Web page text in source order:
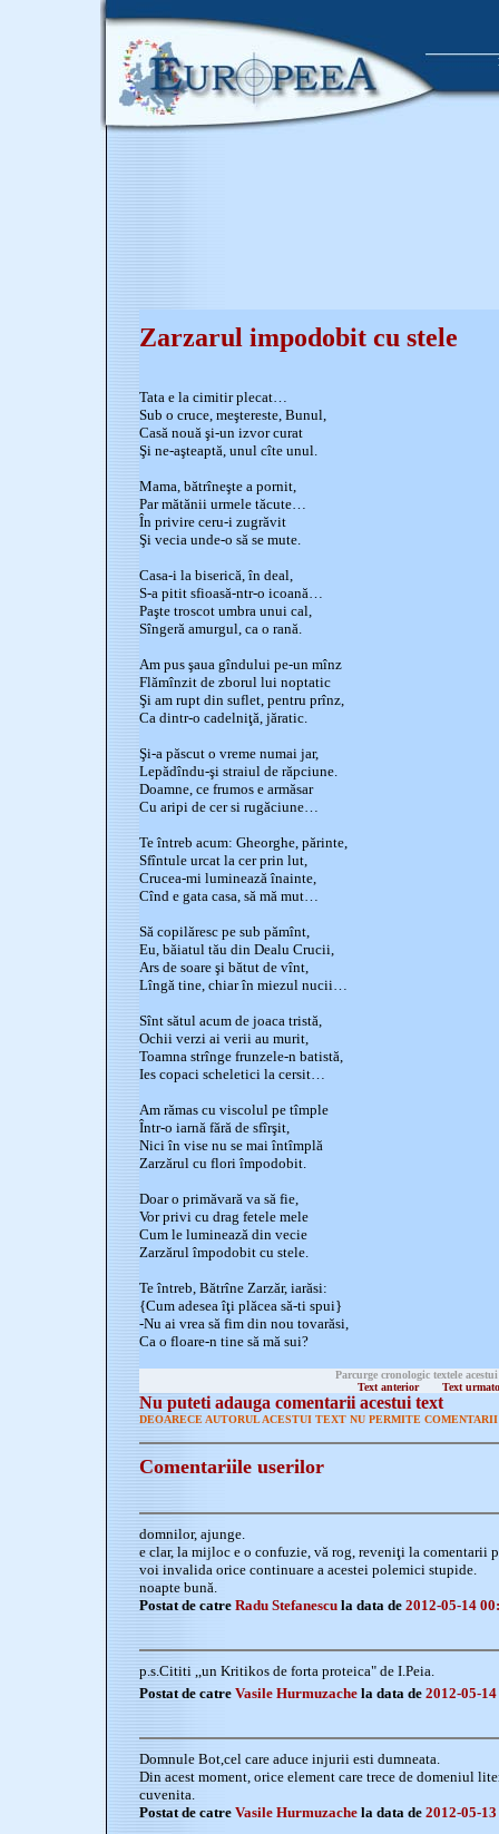
Zarzarul impodobit cu stele
Tata e la cimitir plecat…
Sub o cruce, meştereste, Bunul,
Casă nouă şi-un izvor curat
Şi ne-aşteaptă, unul cîte unul.
Mama, bătrîneşte a pornit,
Par mătănii urmele tăcute…
În privire ceru-i zugrăvit
Şi vecia unde-o să se mute.
Casa-i la biserică, în deal,
S-a pitit sfioasă-ntr-o icoană…
Paşte troscot umbra unui cal,
Sîngeră amurgul, ca o rană.
Am pus şaua gîndului pe-un mînz
Flămînzit de zborul lui noptatic
Şi am rupt din suflet, pentru prînz,
Ca dintr-o cadelniţă, jăratic.
Şi-a păscut o vreme numai jar,
Lepădîndu-şi straiul de răpciune.
Doamne, ce frumos e armăsar
Cu aripi de cer si rugăciune…
Te întreb acum: Gheorghe, părinte,
Sfîntule urcat la cer prin lut,
Crucea-mi luminează înainte,
Cînd e gata casa, să mă mut…
Să copilăresc pe sub pămînt,
Eu, băiatul tău din Dealu Crucii,
Ars de soare şi bătut de vînt,
Lîngă tine, chiar în miezul nucii…
Sînt sătul acum de joaca tristă,
Ochii verzi ai verii au murit,
Toamna strînge frunzele-n batistă,
Ies copaci scheletici la cersit…
Am rămas cu viscolul pe tîmple
Într-o iarnă fără de sfîrşit,
Nici în vise nu se mai întîmplă
Zarzărul cu flori împodobit.
Doar o primăvară va să fie,
Vor privi cu drag fetele mele
Cum le luminează din vecie
Zarzărul împodobit cu stele.
Te întreb, Bătrîne Zarzăr, iarăsi:
{Cum adesea îţi plăcea să-ti spui}
-Nu ai vrea să fim din nou tovarăsi,
Ca o floare-n tine să mă sui?
Parcurge cronologic textele
Text anterior
Text
Nu puteti adauga comentarii acestui text
DEOARECE AUTORUL ACESTUI TEXT NU PERMITE
Comentariile userilor
domnilor, ajunge.
e clar, la mijloc e o confuzie, vă rog, reveniţi la comentarii
voi invalida orice continuare a acestei polemici stupide.
noapte bună.
Postat de catre Radu Stefanescu la data de 2012-05-14
p.s.Cititi ,,un Kritikos de forta proteica" de I.Peia.
Postat de catre Vasile Hurmuzache la data de 2012-05-
Domnule Bot,cel care aduce injurii esti dumneata.
Din acest moment, orice element care trece de domeniul
cuvenita.
Postat de catre Vasile Hurmuzache la data de 2012-05-